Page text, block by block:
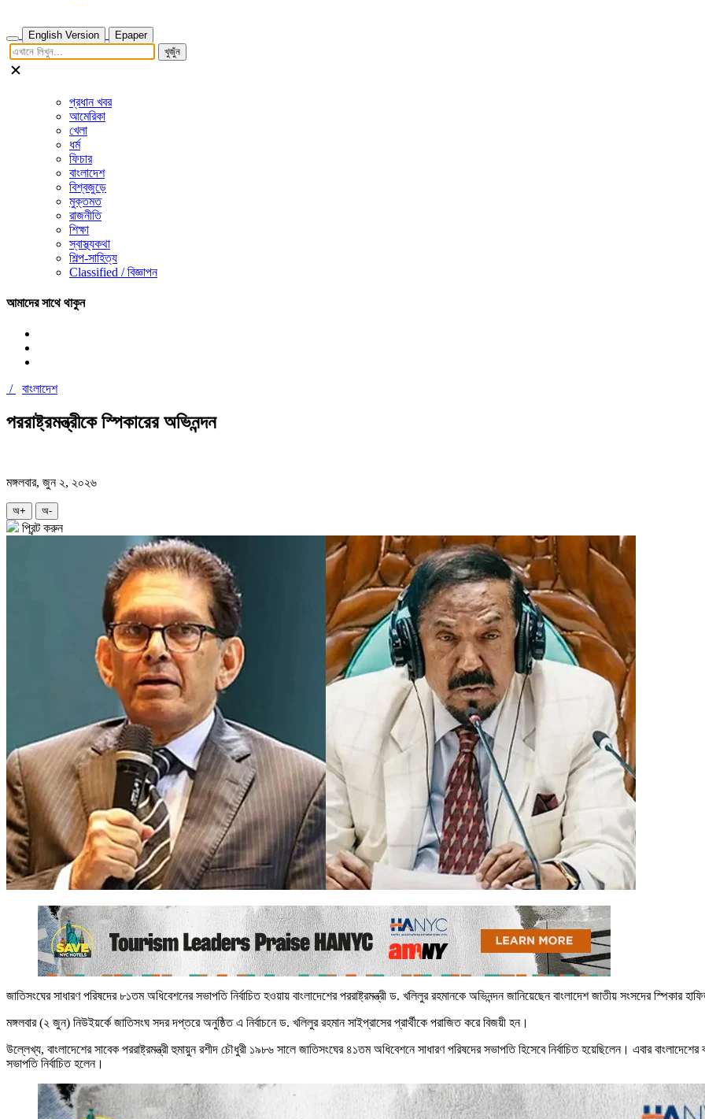
English Version
Epaper
খুজুঁন
প্রধান খবর
আমেরিকা
খেলা
ধর্ম
ফিচার
বাংলাদেশ
বিশ্বজুড়ে
মুক্তমত
রাজনীতি
শিক্ষা
স্বাস্থ্যকথা
শিল্প-সাহিত্য
Classified / বিজ্ঞাপন
আমাদের সাথে থাকুন
/ বাংলাদেশ
পররাষ্ট্রমন্ত্রীকে স্পিকারের অভিনন্দন
মঙ্গলবার, জুন ২, ২০২৬
অ+ অ-
প্রিন্ট করুন
জাতিসংঘের সাধারণ পরিষদের ৮১তম অধিবেশনের সভাপতি নির্বাচিত হওয়ায় বাংলাদেশের পররাষ্ট্রমন্ত্রী ড. খলিলুর রহমানকে অভিনন্দন জানিয়েছেন বাংলাদেশ জাতীয় সংসদের স্পিকার
মঙ্গলবার (২ জুন) নিউইয়র্কে জাতিসংঘ সদর দপ্তরে অনুষ্ঠিত এ নির্বাচনে ড. খলিলুর রহমান সাইপ্রাসের প্রার্থীকে পরাজিত করে বিজয়ী হন।
উল্লেখ্য, বাংলাদেশের সাবেক পররাষ্ট্রমন্ত্রী হুমায়ুন রশীদ চৌধুরী ১৯৮৬ সালে জাতিসংঘের ৪১তম অধিবেশনে সাধারণ পরিষদের সভাপতি হিসেবে নির্বাচিত হয়েছিলেন। এবার
সভাপতি নির্বাচিত হলেন।